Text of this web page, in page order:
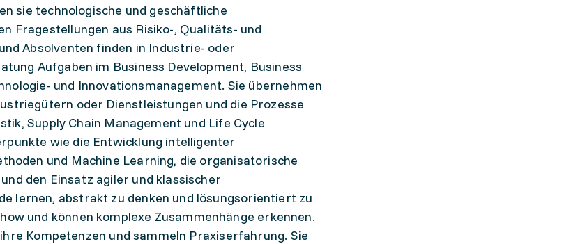
sie technologische und geschäftliche
Fragestellungen aus Risiko-, Qualitäts- und
Absolventen finden in Industrie- oder
Aufgaben im Business Development, Business
und Innovationsmanagement. Sie übernehmen
oder Dienstleistungen und die Prozesse
Supply Chain Management und Life Cycle
wie die Entwicklung intelligenter
und Machine Learning, die organisatorische
den Einsatz agiler und klassischer
lernen, abstrakt zu denken und lösungsorientiert zu
und können komplexe Zusammenhänge erkennen.
Kompetenzen und sammeln Praxiserfahrung. Sie